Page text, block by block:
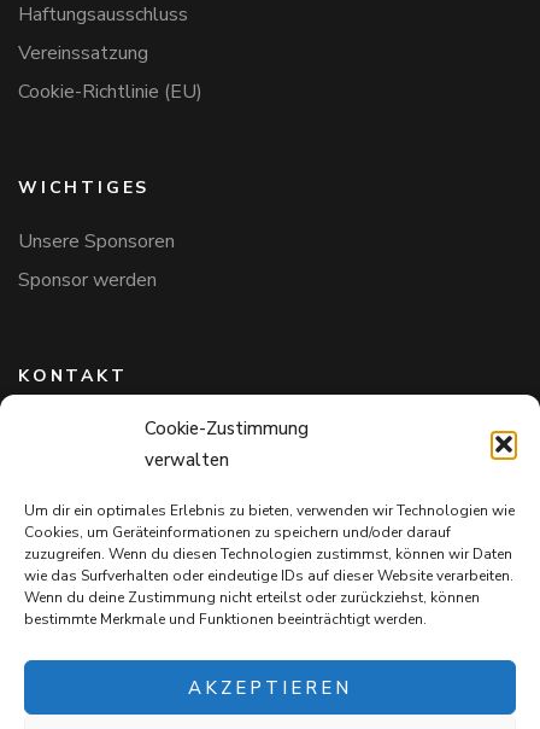
Cookie-Zustimmung
verwalten
Um dir ein optimales Erlebnis zu bieten, verwenden wir Technologien wie
Cookies, um Geräteinformationen zu speichern und/oder darauf
zuzugreifen. Wenn du diesen Technologien zustimmst, können wir Daten
wie das Surfverhalten oder eindeutige IDs auf dieser Website verarbeiten.
Wenn du deine Zustimmung nicht erteilst oder zurückziehst, können
bestimmte Merkmale und Funktionen beeinträchtigt werden.
AKZEPTIEREN
Haftungsausschluss
Vereinssatzung
Cookie-Richtlinie (EU)
WICHTIGES
Unsere Sponsoren
Sponsor werden
KONTAKT
Hundefreunde in Bayern e.V.
Markus Willi Ebert
97711 Maßbach
+49 172 85 64 937
Hundefreundeinbayern@web.de